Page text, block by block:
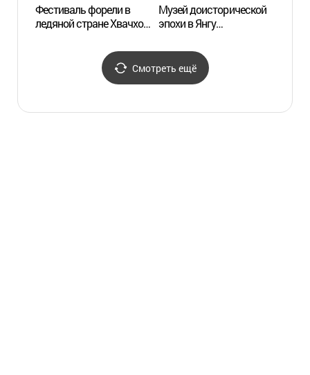
Фестиваль форели в
ледяной стране Хвачхон
화천산천어축제)
Музей доисторической
эпохи в Янгу
Смотреть ещё